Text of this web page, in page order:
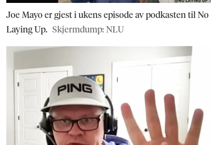
Joe Mayo er gjest i ukens episode av podkasten til No
Laying Up. Skjermdump: NLU